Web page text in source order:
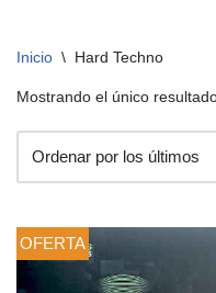
Inicio \ Hard Techno
Mostrando el único
OFERTA